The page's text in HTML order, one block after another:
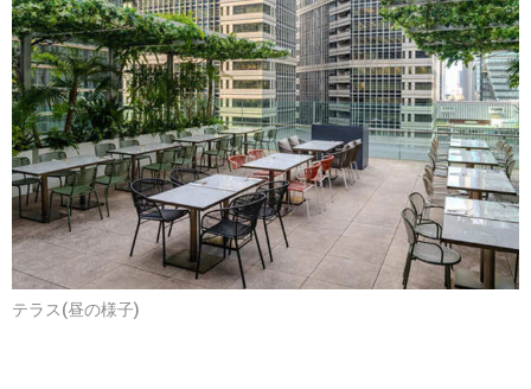
テラス(昼の様子)